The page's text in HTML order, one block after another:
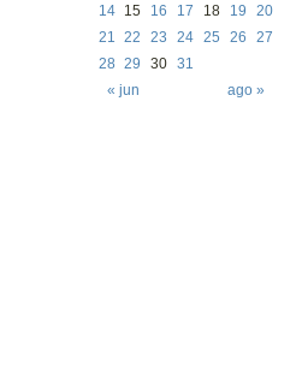
« jun ago »
14
15 16 17 18 19
20
21 22 23 24 25 26
27
28 29 30 31